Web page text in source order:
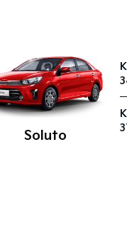
Soluto